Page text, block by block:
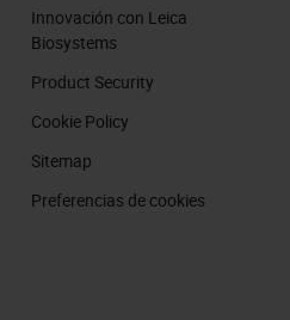
Innovación con Leica
Biosystems
Product Security
Cookie Policy
Sitemap
Preferencias de cookies